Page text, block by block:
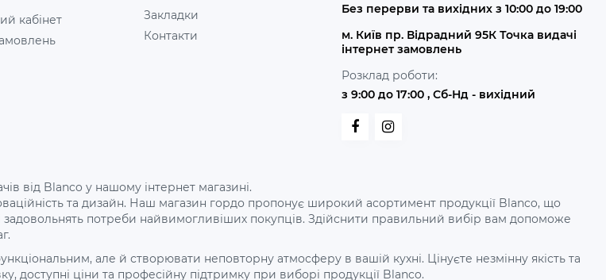
кабінет
Закладки
Контакти
Без перерви та вихідних з 10:00 до 19:00
м. Київ пр. Відрадний 95К Точка видачі
інтернет замовлень
Розклад роботи:
з 9:00 до 17:00 , Сб-Нд - вихідний
від Blanco у нашому інтернет магазині.
та дизайн. Наш магазин гордо пропонує широкий асортимент продукції Blanco, що
задовольнять потреби найвимогливіших покупців. Здійснити правильний вибір вам допоможе
але й створювати неповторну атмосферу в вашій кухні. Цінуєте незмінну якість та
ціни та професійну підтримку при виборі продукції Blanco.